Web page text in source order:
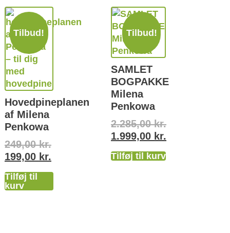
Tilbud!
Hovedpineplanen
af Milena
Penkowa
249,00kr.
199,00 kr.
Tilføj til
kurv
Tilbud!
SAMLET
BOGPAKKE
Milena
Penkowa
2.285,00kr.
1.999,00 kr.
Tilføj til kurv